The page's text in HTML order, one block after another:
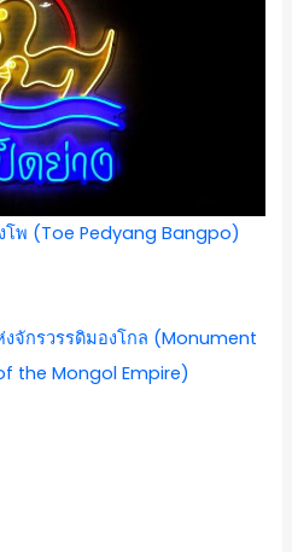
โพ (Toe Pedyang Bangpo)
จักรวรรดิมองโกล (Monument
the Mongol Empire)